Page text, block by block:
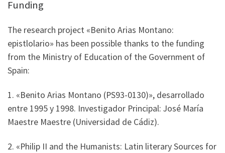
Funding
The research project «Benito Arias Montano:
epistlolario» has been possible thanks to the funding
from the Ministry of Education of the Government of
Spain:
1. «Benito Arias Montano (PS93-0130)», desarrollado
entre 1995 y 1998. Investigador Principal: José María
Maestre Maestre (Universidad de Cádiz).
2. «Philip II and the Humanists: Latin literary Sources for